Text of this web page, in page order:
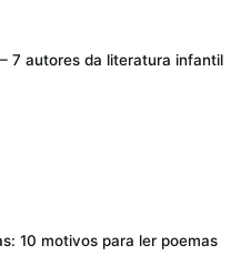
7 autores da literatura infantil
10 motivos para ler poemas